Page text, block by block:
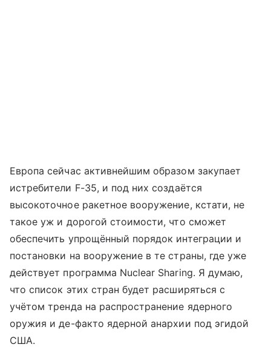
Европа сейчас активнейшим образом закупает
истребители F-35, и под них создаётся
высокоточное ракетное вооружение, кстати, не
такое уж и дорогой стоимости, что сможет
обеспечить упрощённый порядок интеграции и
постановки на вооружение в те страны, где уже
действует программа Nuclear Sharing. Я думаю,
что список этих стран будет расширяться с
учётом тренда на распространение ядерного
оружия и де-факто ядерной анархии под эгидой
США.